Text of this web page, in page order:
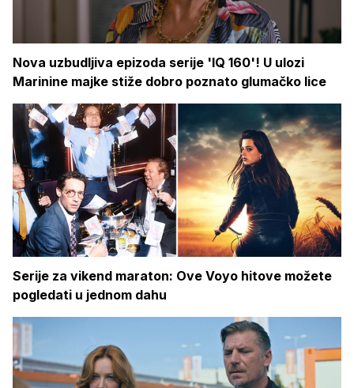
Nova uzbudljiva epizoda serije 'IQ 160'! U ulozi
Marinine majke stiže dobro poznato glumačko lice
Serije za vikend maraton: Ove Voyo hitove možete
pogledati u jednom dahu